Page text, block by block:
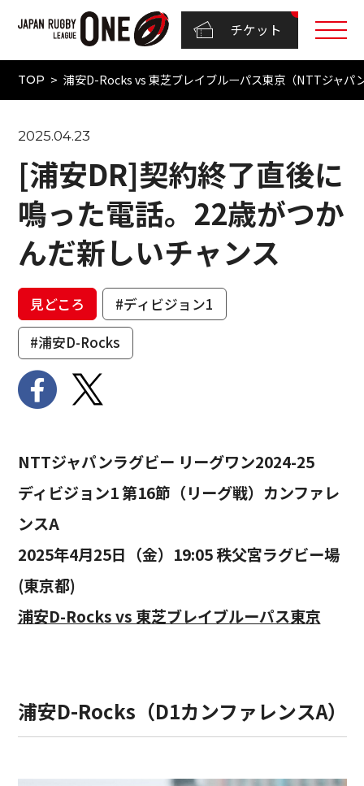
チケット
TOP 浦安D-Rocks vs 東芝ブレイブルーパス東京（NTTジャパ
2025.04.23
[浦安DR]契約終了直後に
鳴った電話。22歳がつか
んだ新しいチャンス
見どころ
#ディビジョン1
#浦安D-Rocks
NTTジャパンラグビー リーグワン2024-25
ディビジョン1 第16節（リーグ戦）カンファレ
ンスA
2025年4月25日（金）19:05 秩父宮ラグビー場
(東京都)
浦安D-Rocks vs 東芝ブレイブルーパス東京
浦安D-Rocks（D1カンファレンスA）